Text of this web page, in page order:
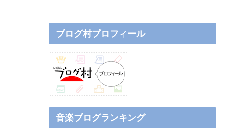
ブログ村プロフィール
音楽ブログランキング